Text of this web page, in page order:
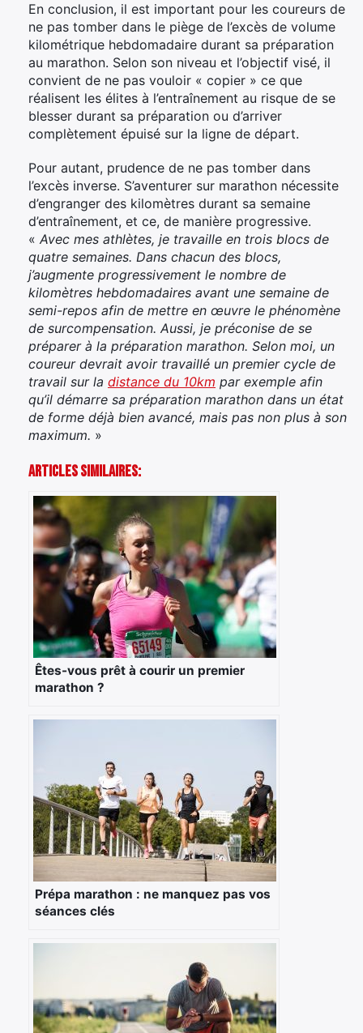
En conclusion, il est important pour les coureurs de
ne pas tomber dans le piège de l’excès de volume
kilométrique hebdomadaire durant sa préparation
au marathon. Selon son niveau et l’objectif visé, il
convient de ne pas vouloir « copier » ce que
réalisent les élites à l’entraînement au risque de se
blesser durant sa préparation ou d’arriver
complètement épuisé sur la ligne de départ.
Pour autant, prudence de ne pas tomber dans
l’excès inverse. S’aventurer sur marathon nécessite
d’engranger des kilomètres durant sa semaine
d’entraînement, et ce, de manière progressive.
« Avec mes athlètes, je travaille en trois blocs de
quatre semaines. Dans chacun des blocs,
j’augmente progressivement le nombre de
kilomètres hebdomadaires avant une semaine de
semi-repos afin de mettre en œuvre le phénomène
de surcompensation. Aussi, je préconise de se
préparer à la préparation marathon. Selon moi, un
coureur devrait avoir travaillé un premier cycle de
travail sur la distance du 10km par exemple afin
qu’il démarre sa préparation marathon dans un état
de forme déjà bien avancé, mais pas non plus à son
maximum. »
Articles Similaires:
Êtes-vous prêt à courir un premier
marathon ?
Prépa marathon : ne manquez pas vos
séances clés